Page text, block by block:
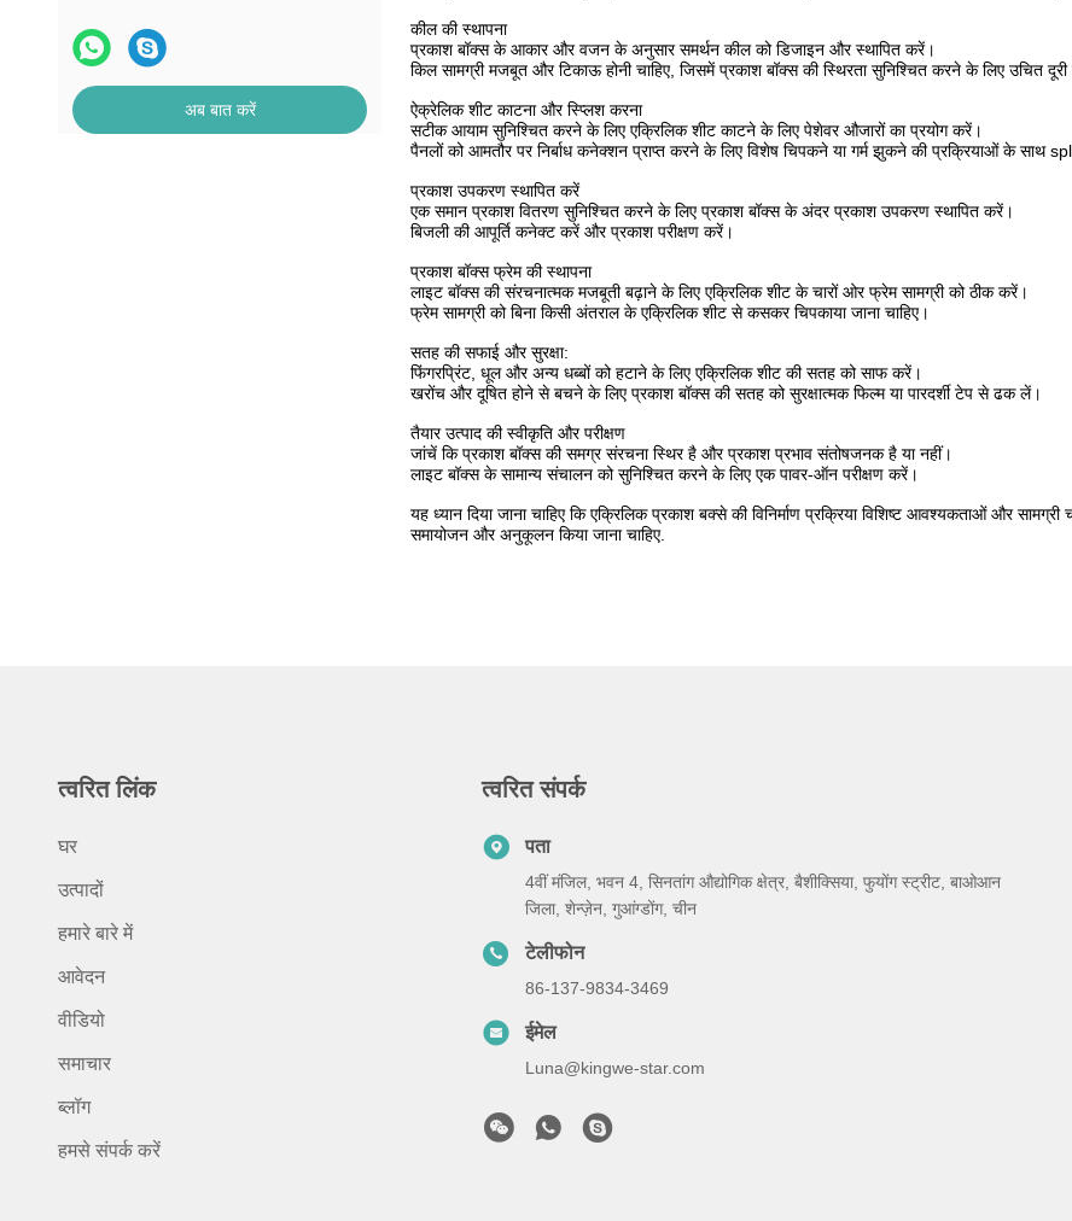
अब बात करें
कील की स्थापना
प्रकाश बॉक्स के आकार और वजन के अनुसार समर्थन कील को डिजाइन और स्थापित करें।
किल सामग्री मजबूत और टिकाऊ होनी चाहिए, जिसमें प्रकाश बॉक्स की स्थिरता सुनिश्चित करने के लिए उचित दूरी
ऐक्रेलिक शीट काटना और स्प्लिश करना
सटीक आयाम सुनिश्चित करने के लिए एक्रिलिक शीट काटने के लिए पेशेवर औजारों का प्रयोग करें।
पैनलों को आमतौर पर निर्बाध कनेक्शन प्राप्त करने के लिए विशेष चिपकने या गर्म झुकने की प्रक्रियाओं के साथ
प्रकाश उपकरण स्थापित करें
एक समान प्रकाश वितरण सुनिश्चित करने के लिए प्रकाश बॉक्स के अंदर प्रकाश उपकरण स्थापित करें।
बिजली की आपूर्ति कनेक्ट करें और प्रकाश परीक्षण करें।
प्रकाश बॉक्स फ्रेम की स्थापना
लाइट बॉक्स की संरचनात्मक मजबूती बढ़ाने के लिए एक्रिलिक शीट के चारों ओर फ्रेम सामग्री को ठीक करें।
फ्रेम सामग्री को बिना किसी अंतराल के एक्रिलिक शीट से कसकर चिपकाया जाना चाहिए।
सतह की सफाई और सुरक्षा:
फिंगरप्रिंट, धूल और अन्य धब्बों को हटाने के लिए एक्रिलिक शीट की सतह को साफ करें।
खरोंच और दूषित होने से बचने के लिए प्रकाश बॉक्स की सतह को सुरक्षात्मक फिल्म या पारदर्शी टेप से ढक लें।
तैयार उत्पाद की स्वीकृति और परीक्षण
जांचें कि प्रकाश बॉक्स की समग्र संरचना स्थिर है और प्रकाश प्रभाव संतोषजनक है या नहीं।
लाइट बॉक्स के सामान्य संचालन को सुनिश्चित करने के लिए एक पावर-ऑन परीक्षण करें।
यह ध्यान दिया जाना चाहिए कि एक्रिलिक प्रकाश बक्से की विनिर्माण प्रक्रिया विशिष्ट आवश्यकताओं और
समायोजन और अनुकूलन किया जाना चाहिए.
त्वरित लिंक
घर
उत्पादों
हमारे बारे में
आवेदन
वीडियो
समाचार
ब्लॉग
हमसे संपर्क करें
त्वरित संपर्क
पता
4वीं मंजिल, भवन 4, सिनतांग औद्योगिक क्षेत्र, बैशीक्सिया, फुयोंग स्ट्रीट, बाओआन
जिला, शेन्ज़ेन, गुआंग्डोंग, चीन
टेलीफोन
86-137-9834-3469
ईमेल
Luna@kingwe-star.com